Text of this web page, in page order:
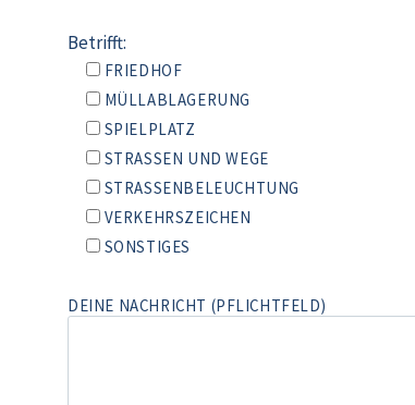
Betrifft:
FRIEDHOF
MÜLLABLAGERUNG
SPIELPLATZ
STRASSEN UND WEGE
STRASSENBELEUCHTUNG
VERKEHRSZEICHEN
SONSTIGES
DEINE NACHRICHT (PFLICHTFELD)